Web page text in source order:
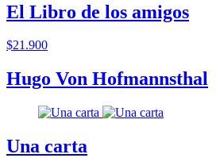
El Libro de los amigos
$21.900
Hugo Von Hofmannsthal
Una carta